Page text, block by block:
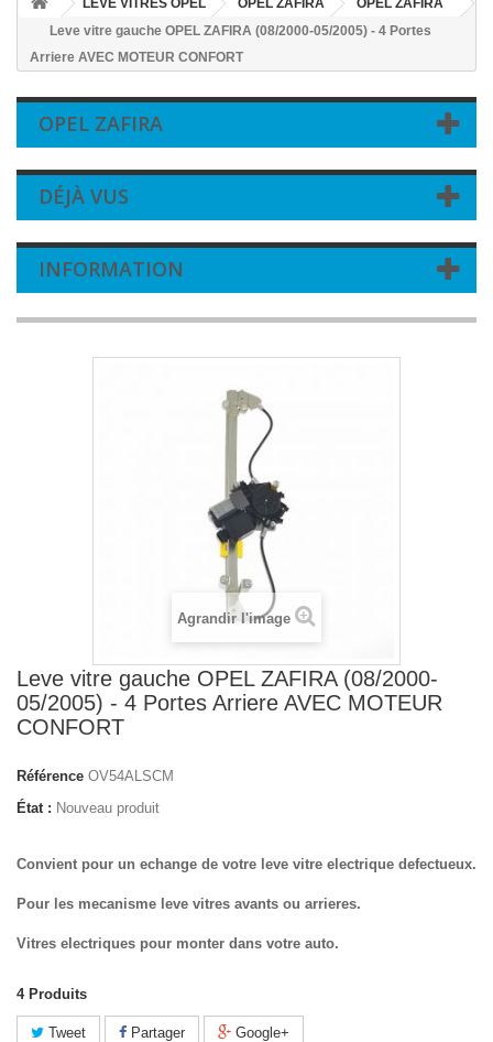
LEVE VITRES OPEL OPEL ZAFIRA
OPEL ZAFIRA
Leve vitre gauche OPEL ZAFIRA (08/2000-05/2005) - 4 Portes
Arriere AVEC MOTEUR CONFORT
OPEL ZAFIRA
DÉJÀ VUS
INFORMATION
Agrandir l'image
Leve vitre gauche OPEL ZAFIRA (08/2000-
05/2005) - 4 Portes Arriere AVEC MOTEUR
CONFORT
Référence OV54ALSCM
État : Nouveau produit
Convient pour un echange de votre leve vitre electrique defectueux.
Pour les mecanisme leve vitres avants ou arrieres.
Vitres electriques pour monter dans votre auto.
4 Produits
Tweet Partager Google+